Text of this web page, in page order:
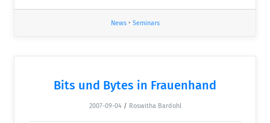
News• Seminars
Bits und Bytes in Frauenhand
2007-09-04 / Roswitha Bardohl